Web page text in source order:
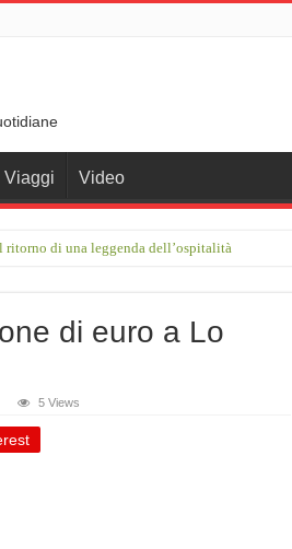
Viaggi Video
di una leggenda dell’ospitalità
di euro a Lo
5 Views